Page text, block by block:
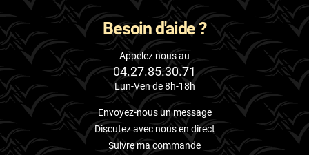
Besoin d'aide ?
Appelez nous au
04.27.85.30.71
Lun-Ven de 8h-18h
Envoyez-nous un message
Discutez avec nous en direct
Suivre ma commande